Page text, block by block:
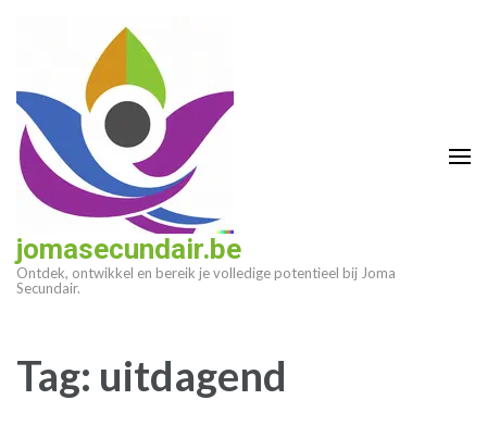
(druk
enter)
jomasecundair.be
Ontdek, ontwikkel en bereik je volledige potentieel bij Joma
Secundair.
Tag: uitdagend